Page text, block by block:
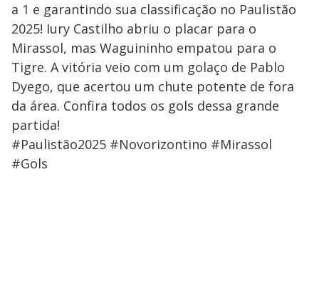
a 1 e garantindo sua classificação no Paulistão
2025! Iury Castilho abriu o placar para o
Mirassol, mas Waguininho empatou para o
Tigre. A vitória veio com um golaço de Pablo
Dyego, que acertou um chute potente de fora
da área. Confira todos os gols dessa grande
partida!
#Paulistão2025 #Novorizontino #Mirassol
#Gols